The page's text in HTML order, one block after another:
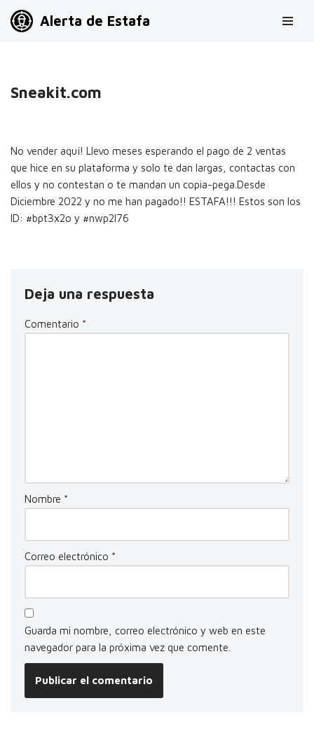
Alerta de Estafa
Sneakit.com
No vender aquí! Llevo meses esperando el pago de 2 ventas
que hice en su plataforma y solo te dan largas, contactas con
ellos y no contestan o te mandan un copia-pega.Desde
Diciembre 2022 y no me han pagado!! ESTAFA!!! Estos son los
ID: #bpt3x2o y #nwp2l76
Deja una respuesta
Comentario *
Nombre *
Correo electrónico *
Guarda mi nombre, correo electrónico y web en este
navegador para la próxima vez que comente.